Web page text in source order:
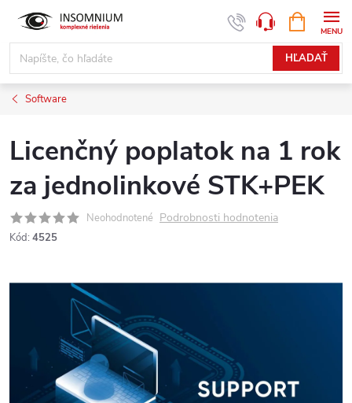
obsah
HĽADAŤ
KOŠÍK
Software
Licenčný poplatok na 1 rok
za jednolinkové STK+PEK
Neohodnotené Podrobnosti hodnotenia
Kód: 4525
www.insomnium.sk - Chat